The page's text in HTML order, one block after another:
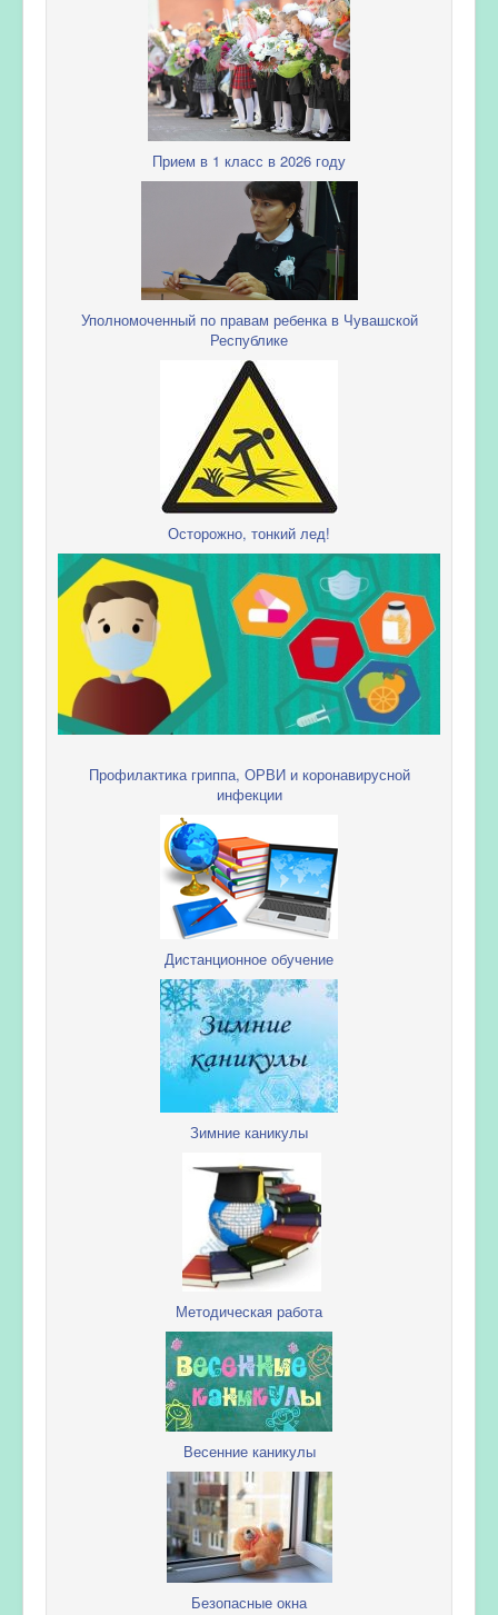
Прием в 1 класс в 2026 году
Уполномоченный по правам ребенка в Чувашской
Республике
Осторожно, тонкий лед!
Профилактика гриппа, ОРВИ и коронавирусной
инфекции
Дистанционное обучение
Зимние каникулы
Методическая работа
Весенние каникулы
Безопасные окна